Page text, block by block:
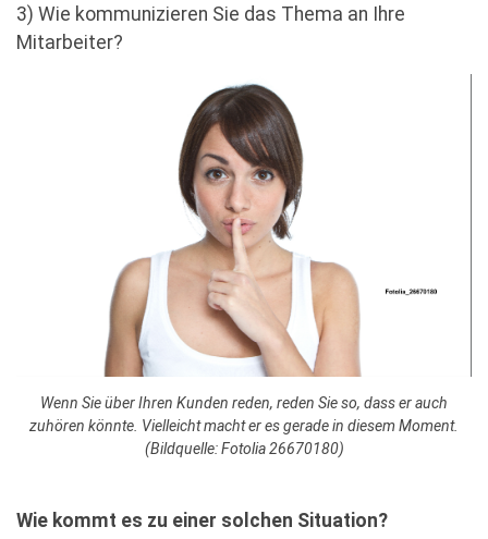
3) Wie kommunizieren Sie das Thema an Ihre
Mitarbeiter?
Wenn Sie über Ihren Kunden reden, reden Sie so, dass er auch
zuhören könnte. Vielleicht macht er es gerade in diesem Moment.
(Bildquelle: Fotolia 26670180)
Wie kommt es zu einer solchen Situation?